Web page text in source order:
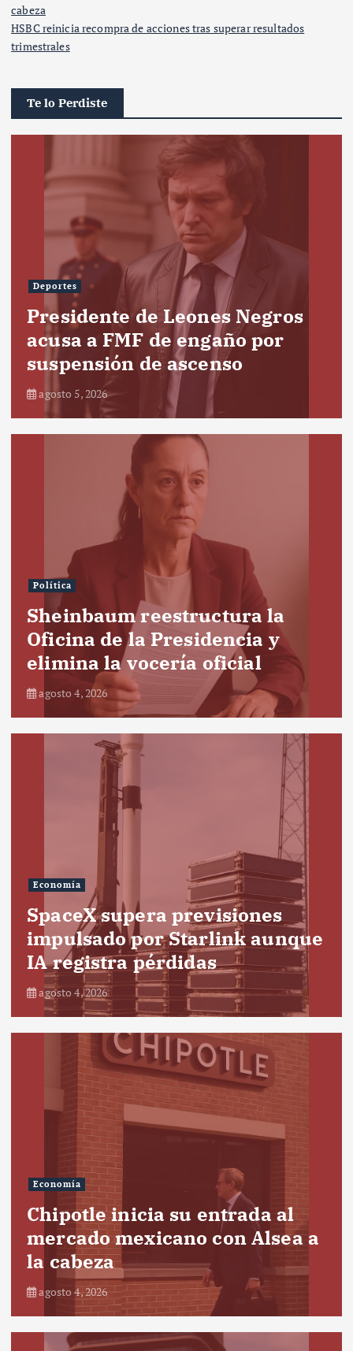
cabeza
HSBC reinicia recompra de acciones tras superar resultados
trimestrales
Te lo Perdiste
Deportes
Presidente de Leones Negros
acusa a FMF de engaño por
suspensión de ascenso
agosto 5, 2026
Política
Sheinbaum reestructura la
Oficina de la Presidencia y
elimina la vocería oficial
agosto 4, 2026
Economía
SpaceX supera previsiones
impulsado por Starlink aunque
IA registra pérdidas
agosto 4, 2026
Economía
Chipotle inicia su entrada al
mercado mexicano con Alsea a
la cabeza
agosto 4, 2026